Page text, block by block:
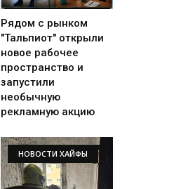
Рядом с рынком
"Тальпиот" открыли
новое рабочее
пространство и
запустили
необычную
рекламную акцию
НОВОСТИ ХАЙФЫ